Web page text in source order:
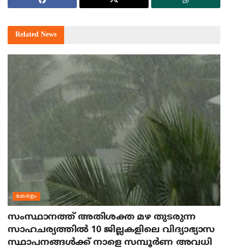
Related News
കേരളം
സംസ്ഥാനത്ത് അതിശക്ത മഴ തുടരുന്ന
സാഹചര്യത്തിൽ 10 ജില്ലകളിലെ വിദ്യാഭ്യാസ
സ്ഥാപനങ്ങൾക്ക് നാളെ സമ്പൂർണ അവധി